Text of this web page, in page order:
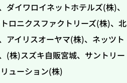
ダイワロイネットホテルズ(株)、
ロニクスファクトリーズ(株)、北
アイリスオーヤマ(株)、ネッツト
(株)スズキ自販宮城、サントリー
ューション(株)